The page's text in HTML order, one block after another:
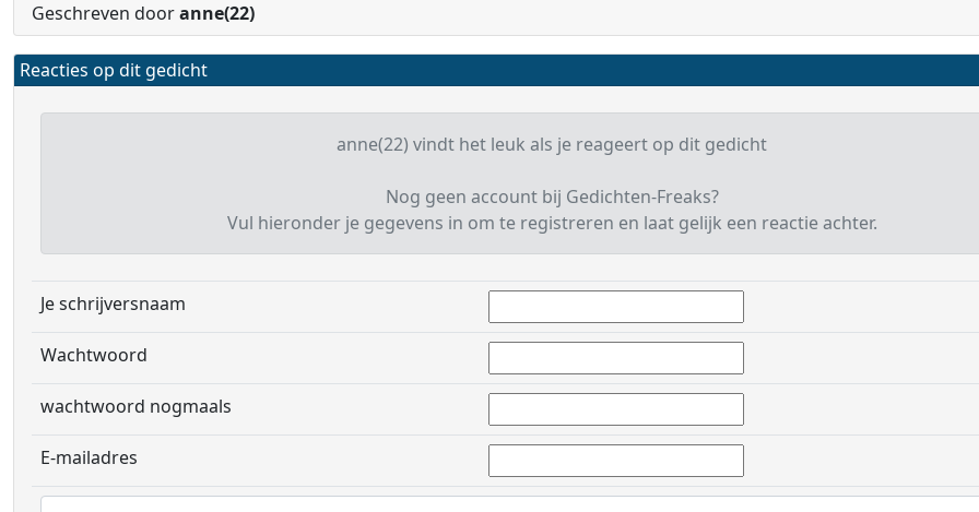
Geschreven dooranne(22)
Reacties op dit gedicht
anne(22) vindt het leuk als je reageert op dit gedicht
Nog geen account bij Gedichten-Freaks?
Vul hieronder je gegevens in om te registreren en laat gelijk een reactie achter.
Je schrijversnaam
Wachtwoord
wachtwoord nogmaals
E-mailadres